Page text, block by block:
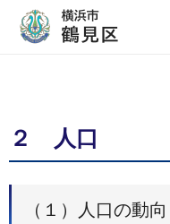
２ 人口
（１）人口の動向